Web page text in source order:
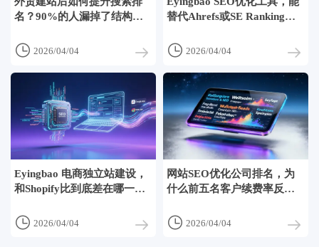
名？90%的人漏掉了结构化
 2026/04/04
替代Ahrefs或SE Ranking
 2026/04/04
Eyingbao 电商独立站建设，
和Shopify比到底差在哪一
 2026/04/04
网站SEO优化公司排名，为
什么前五名客户续费率反而
 2026/04/04